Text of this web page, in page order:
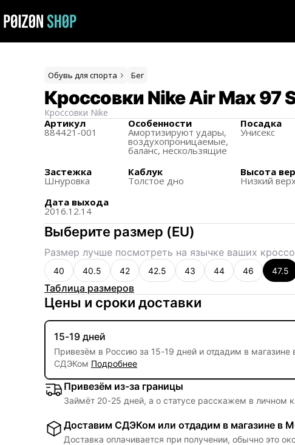
Обувь для спорта Бег
Кроссовки Nike Air Max 97
Кроссовки Nike
Артикул
884421-001
Особенности
Амортизируют удары,
воздухопроницаемые,
баланс, нескользящиe
Посадка
Унисекс
Застежка
Шнуровка
Каблук
Толстое дно
Высота
Низкий
Дата выхода
2016.12.14
Выберите размер (EU)
Размер лучше посмотреть на язычке ваших
40 40.5 42 42.5 43 44 46 47.5
Таблица размеров
Цены и сроки доставки
15-19 дней
Привезём в Россию за 15-19 дней и отдадим в
СДЭКом Подробнее
Привезём из-за границы
Займёт 20-25 дней, а о статусе расскажем в личном
Доставим СДЭКом или отдадим в магазине в
Доставка оплачивается при получении, обычно это